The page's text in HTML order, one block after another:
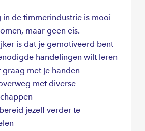
in de timmerindustrie is mooi
maar geen eis.
is dat je gemotiveerd bent
handelingen wilt leren
graag met je handen
met diverse
jezelf verder te